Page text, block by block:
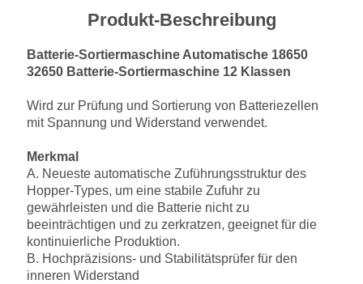
Produkt-Beschreibung
Batterie-Sortiermaschine Automatische 18650
32650 Batterie-Sortiermaschine 12 Klassen
Wird zur Prüfung und Sortierung von Batteriezellen
mit Spannung und Widerstand verwendet.
Merkmal
A. Neueste automatische Zuführungsstruktur des
Hopper-Types, um eine stabile Zufuhr zu
gewährleisten und die Batterie nicht zu
beeinträchtigen und zu zerkratzen, geeignet für die
kontinuierliche Produktion.
B. Hochpräzisions- und Stabilitätsprüfer für den
inneren Widerstand